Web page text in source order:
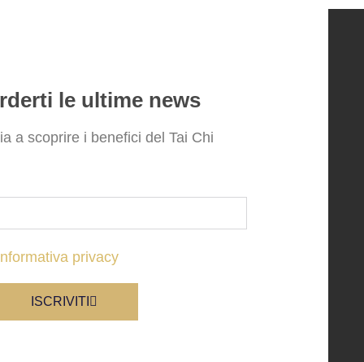
le ultime news
a scoprire i benefici del Tai Chi
privacy
ISCRIVITI